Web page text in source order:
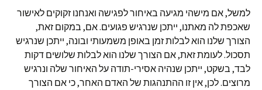
למשל, אם מישהי מגיעה באיחור לפגישה ואנחנו זקוקים לאישור
שאכפת לה מאתנו, ייתכן שנרגיש פגועים. אם, במקום זאת,
הצורך שלנו הוא לבלות זמן באופן משמעותי ובונה, ייתכן שנרגיש
תסכול. לעומת זאת, אם הצורך שלנו הוא לבלות שלושים דקות
לבד, בשקט, ייתכן שנהיה אסירי-תודה על האיחור שלה ונרגיש
מרוצים. לכן, אין זו ההתנהגות של האדם האחר, כי אם הצורך